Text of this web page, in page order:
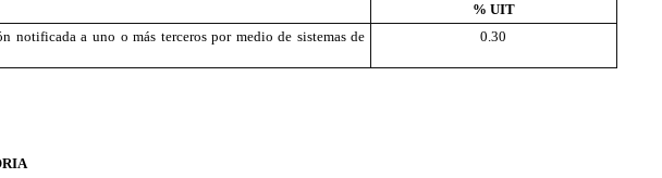
% UIT
notificada a uno o más terceros por medio de sistemas de
0.30